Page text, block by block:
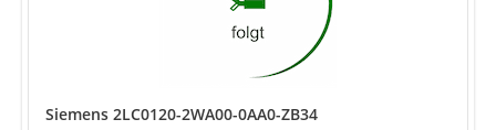
Siemens 2LC0120-2WA00-0AA0-ZB34